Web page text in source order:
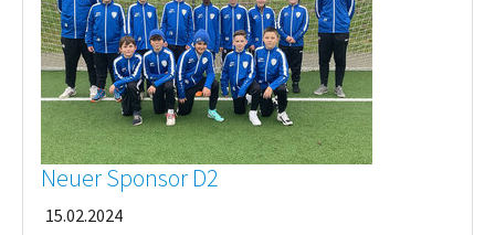
Neuer Sponsor D2
15.02.2024